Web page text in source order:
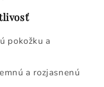
pokožku a
a rozjasnenú